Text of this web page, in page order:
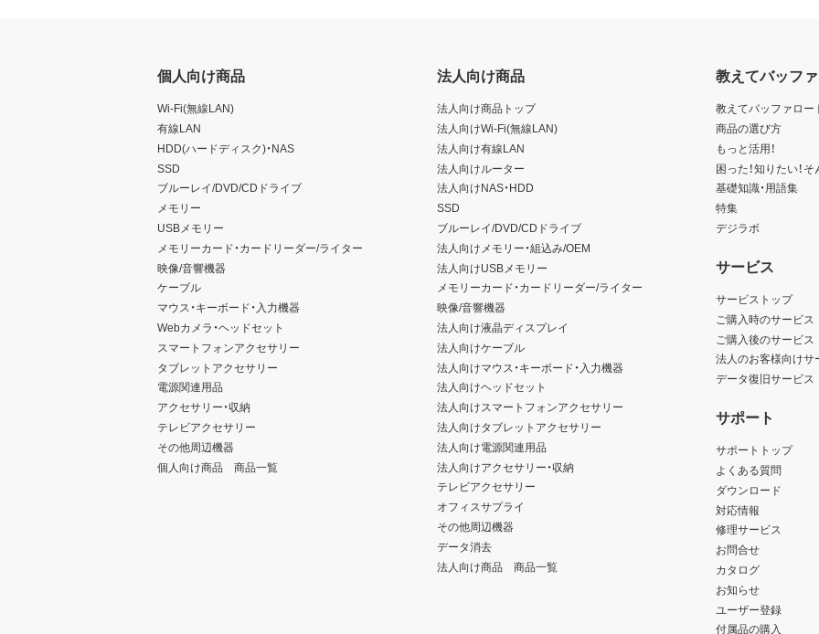
個人向け商品
Wi-Fi(無線LAN)
有線LAN
HDD(ハードディスク)・NAS
SSD
ブルーレイ/DVD/CDドライブ
メモリー
USBメモリー
メモリーカード・カードリーダー/ライター
映像/音響機器
ケーブル
マウス・キーボード・入力機器
Webカメラ・ヘッドセット
スマートフォンアクセサリー
タブレットアクセサリー
電源関連用品
アクセサリー・収納
テレビアクセサリー
その他周辺機器
個人向け商品 商品一覧
法人向け商品
法人向け商品トップ
法人向けWi-Fi(無線LAN)
法人向け有線LAN
法人向けルーター
法人向けNAS・HDD
SSD
ブルーレイ/DVD/CDドライブ
法人向けメモリー・組込み/OEM
法人向けUSBメモリー
メモリーカード・カードリーダー/ライター
映像/音響機器
法人向け液晶ディスプレイ
法人向けケーブル
法人向けマウス・キーボード・入力機器
法人向けヘッドセット
法人向けスマートフォンアクセサリー
法人向けタブレットアクセサリー
法人向け電源関連用品
法人向けアクセサリー・収納
テレビアクセサリー
オフィスサプライ
その他周辺機器
データ消去
法人向け商品 商品一覧
教えてバッフ
教えてバッファロー
商品の選び方
もっと活用！
困った！知りたい！
基礎知識・用語集
特集
デジラボ
サービス
サービストップ
ご購入時のサービス
ご購入後のサービス
法人のお客様向けサ
データ復旧サービス
サポート
サポートトップ
よくある質問
ダウンロード
対応情報
修理サービス
お問合せ
カタログ
お知らせ
ユーザー登録
付属品の購入